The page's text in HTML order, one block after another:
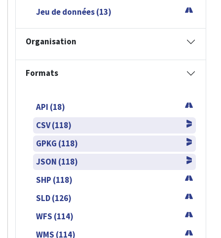
Jeu de données (13)
Organisation
Formats
API (18)
CSV (118)
GPKG (118)
JSON (118)
SHP (118)
SLD (126)
WFS (114)
WMS (114)